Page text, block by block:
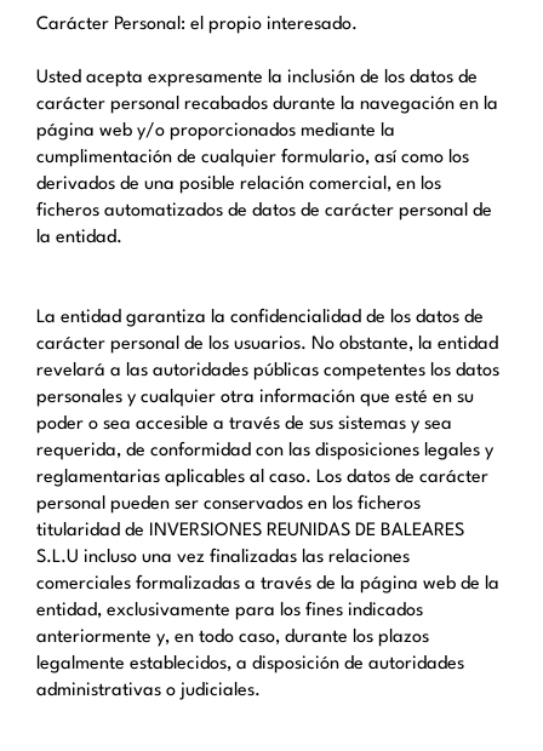
Carácter Personal: el propio interesado.
Usted acepta expresamente la inclusión de los datos de
carácter personal recabados durante la navegación en la
página web y/o proporcionados mediante la
cumplimentación de cualquier formulario, así como los
derivados de una posible relación comercial, en los
ficheros automatizados de datos de carácter personal de
la entidad.
La entidad garantiza la confidencialidad de los datos de
carácter personal de los usuarios. No obstante, la entidad
revelará a las autoridades públicas competentes los datos
personales y cualquier otra información que esté en su
poder o sea accesible a través de sus sistemas y sea
requerida, de conformidad con las disposiciones legales y
reglamentarias aplicables al caso. Los datos de carácter
personal pueden ser conservados en los ficheros
titularidad de INVERSIONES REUNIDAS DE BALEARES
S.L.U incluso una vez finalizadas las relaciones
comerciales formalizadas a través de la página web de la
entidad, exclusivamente para los fines indicados
anteriormente y, en todo caso, durante los plazos
legalmente establecidos, a disposición de autoridades
administrativas o judiciales.